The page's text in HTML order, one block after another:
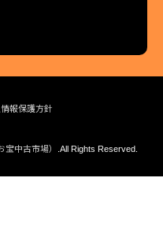
報保護方針
宝中古市場） .All Rights Reserved.